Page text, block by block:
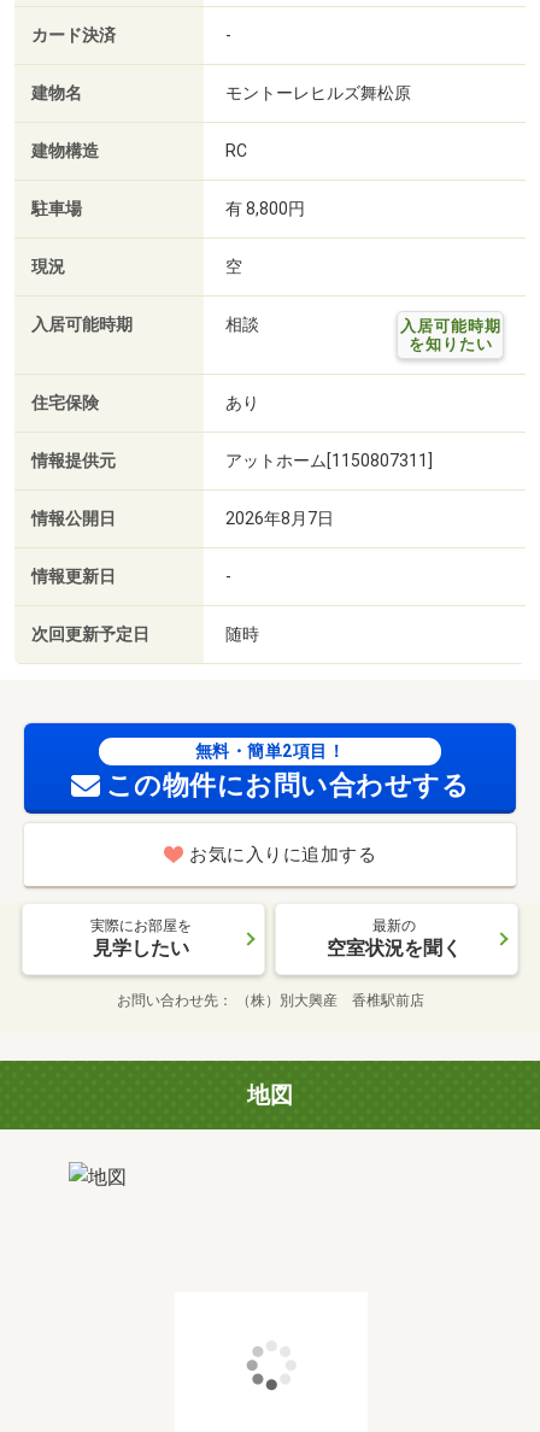
カード決済 -
建物名 モントーレヒルズ舞松原
建物構造 RC
駐車場 有 8,800円
現況 空
入居可能時期 相談
入居可能時期
を知りたい
住宅保険 あり
情報提供元 アットホーム[1150807311]
情報公開日 2026年8月7日
情報更新日 -
次回更新予定日 随時
無料・簡単2項目！
この物件にお問い合わせする
お気に入りに追加する
実際にお部屋を
見学したい
最新の
空室状況を聞く
お問い合わせ先 （株）別大興産 香椎駅前店
地図